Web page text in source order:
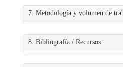
7. Metodología y volumen de
8. Bibliografía / Recursos